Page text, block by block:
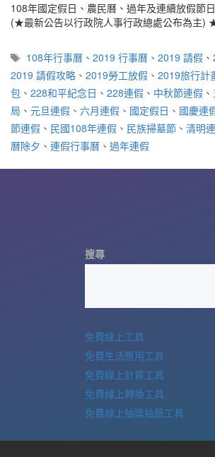
108年國定假日、農民曆、過年及連續放假節
(★最新公告以行政院人事行政總處公布為主
標
籤
108年行事曆 、2019 行事曆 、2019 請假 、
2019 請假攻略 、 2019勞工放假 、 2019旅行計
包 、 228和平紀念日 、 228連假 、 中秋節連假 、
局 、 元旦連假 、 六月連假 、 國定假日 、 國慶連
節連假 、 民國108年連假 、 民族掃墓節 、 清明
曆除夕 、 連假行事曆 、 過年連假
搜尋
免費線上工具
免費生活應用工具
免費線上計算工具
免費線上轉換工具
免費線上抽獎抽籤工具